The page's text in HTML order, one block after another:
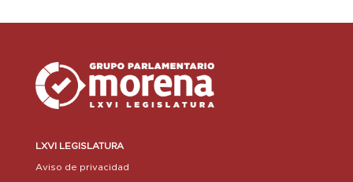
LXVI LEGISLATURA
Aviso de privacidad